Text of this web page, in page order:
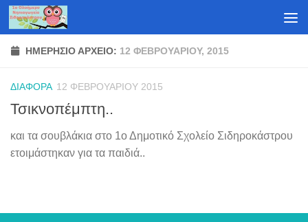
Skip to content
ΗΜΕΡΉΣΙΟ ΑΡΧΕΊΟ: 12 ΦΕΒΡΟΥΑΡΊΟΥ, 2015
ΔΙΆΦΟΡΑ 12 ΦΕΒΡΟΥΑΡΊΟΥ 2015
Τσικνοπέμπτη..
και τα σουβλάκια στο 1ο Δημοτικό Σχολείο Σιδηροκάστρου
ετοιμάστηκαν για τα παιδιά..